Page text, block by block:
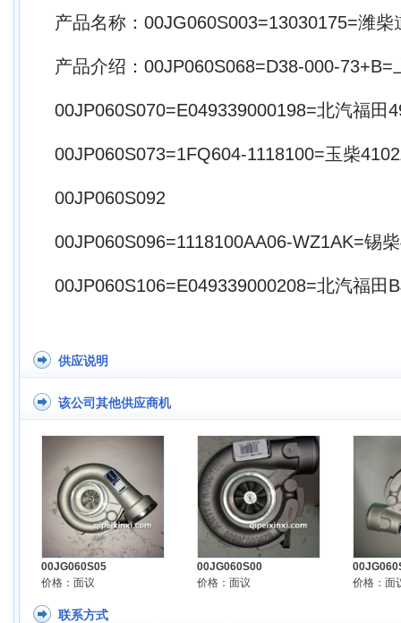
产品名称：00JG060S003=13030175=潍
产品介绍：00JP060S068=D38-000-
00JP060S070=E049339000198=北汽福田
00JP060S073=1FQ604-1118100=玉柴
00JP060S092
00JP060S096=1118100AA06-WZ1AK=锡
00JP060S106=E049339000208=北汽福田
供应说明
该公司其他供应商机
00JG060S05
价格：面议
00JG060S00
价格：面议
价格：面
联系方式